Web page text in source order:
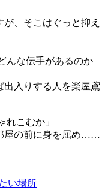
、そこはぐっと抑え
んな伝手があるのか
入りする人を楽屋鳶
れこむか」
屋の前に身を屈め……
い場所